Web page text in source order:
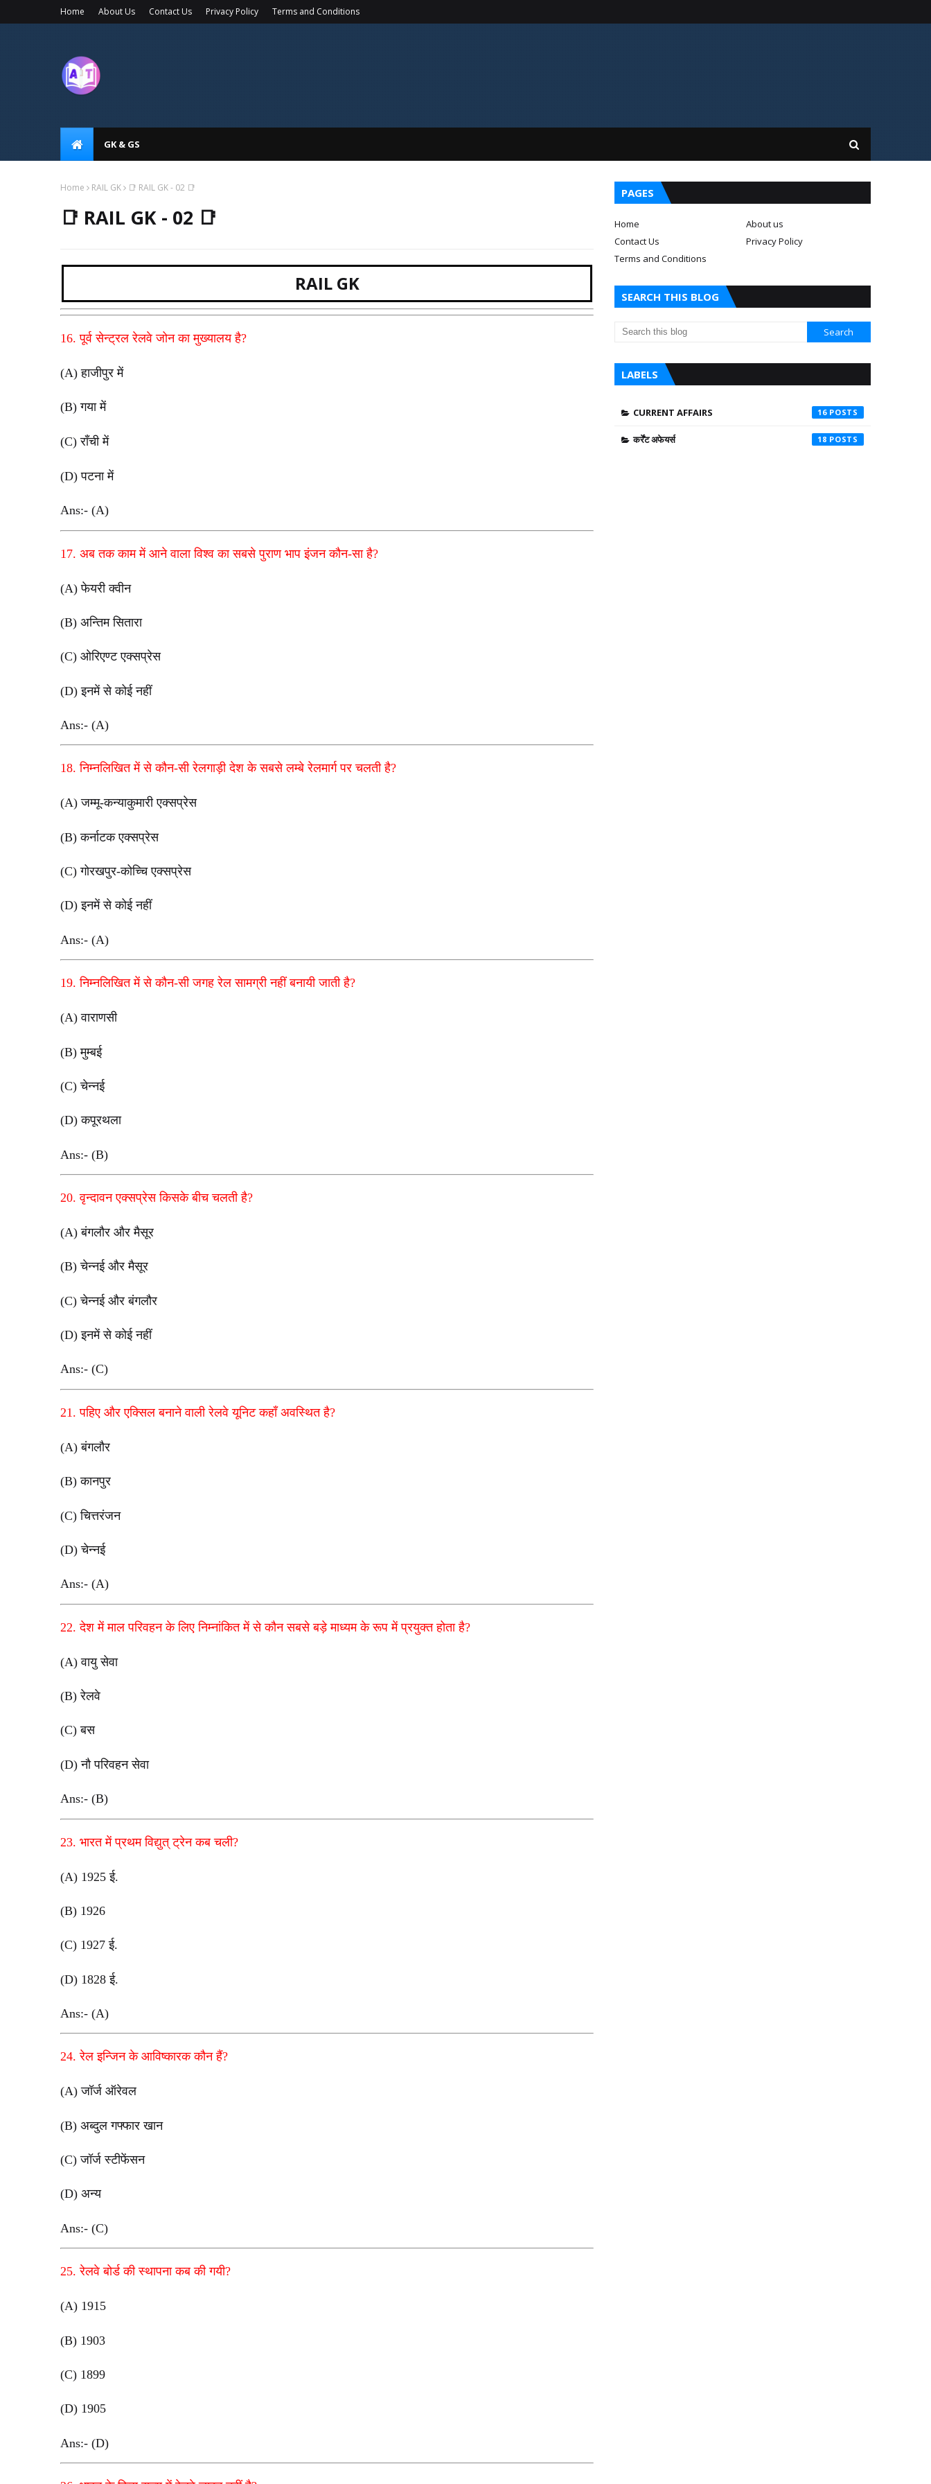
Home About Us Contact Us Privacy Policy Terms and Conditions
GK & GS
Home RAIL GK 📑 RAIL GK - 02 📑
📑 RAIL GK - 02 📑
RAIL GK
16. पूर्व सेन्ट्रल रेलवे जोन का मुख्यालय है?
(A) हाजीपुर में
(B) गया में
(C) राँची में
(D) पटना में
Ans:- (A)
17. अब तक काम में आने वाला विश्व का सबसे पुराण भाप इंजन कौन-सा है?
(A) फेयरी क्वीन
(B) अन्तिम सितारा
(C) ओरिएण्ट एक्सप्रेस
(D) इनमें से कोई नहीं
Ans:- (A)
18. निम्नलिखित में से कौन-सी रेलगाड़ी देश के सबसे लम्बे रेलमार्ग पर चलती है?
(A) जम्मू-कन्याकुमारी एक्सप्रेस
(B) कर्नाटक एक्सप्रेस
(C) गोरखपुर-कोच्चि एक्सप्रेस
(D) इनमें से कोई नहीं
Ans:- (A)
19. निम्नलिखित में से कौन-सी जगह रेल सामग्री नहीं बनायी जाती है?
(A) वाराणसी
(B) मुम्बई
(C) चेन्नई
(D) कपूरथला
Ans:- (B)
20. वृन्दावन एक्सप्रेस किसके बीच चलती है?
(A) बंगलौर और मैसूर
(B) चेन्नई और मैसूर
(C) चेन्नई और बंगलौर
(D) इनमें से कोई नहीं
Ans:- (C)
21. पहिए और एक्सिल बनाने वाली रेलवे यूनिट कहाँ अवस्थित है?
(A) बंगलौर
(B) कानपुर
(C) चित्तरंजन
(D) चेन्नई
Ans:- (A)
22. देश में माल परिवहन के लिए निम्नांकित में से कौन सबसे बड़े माध्यम के रूप में प्रयुक्त होता है?
(A) वायु सेवा
(B) रेलवे
(C) बस
(D) नौ परिवहन सेवा
Ans:- (B)
23. भारत में प्रथम विद्युत् ट्रेन कब चली?
(A) 1925 ई.
(B) 1926
(C) 1927 ई.
(D) 1828 ई.
Ans:- (A)
24. रेल इन्जिन के आविष्कारक कौन हैं?
(A) जॉर्ज ऑरेवल
(B) अब्दुल गफ्फार खान
(C) जॉर्ज स्टीफेंसन
(D) अन्य
Ans:- (C)
25. रेलवे बोर्ड की स्थापना कब की गयी?
(A) 1915
(B) 1903
(C) 1899
(D) 1905
Ans:- (D)
PAGES
Home
About us
Contact Us
Privacy Policy
Terms and Conditions
SEARCH THIS BLOG
LABELS
CURRENT AFFAIRS 16
कर्रेंट अफेयर्स 18